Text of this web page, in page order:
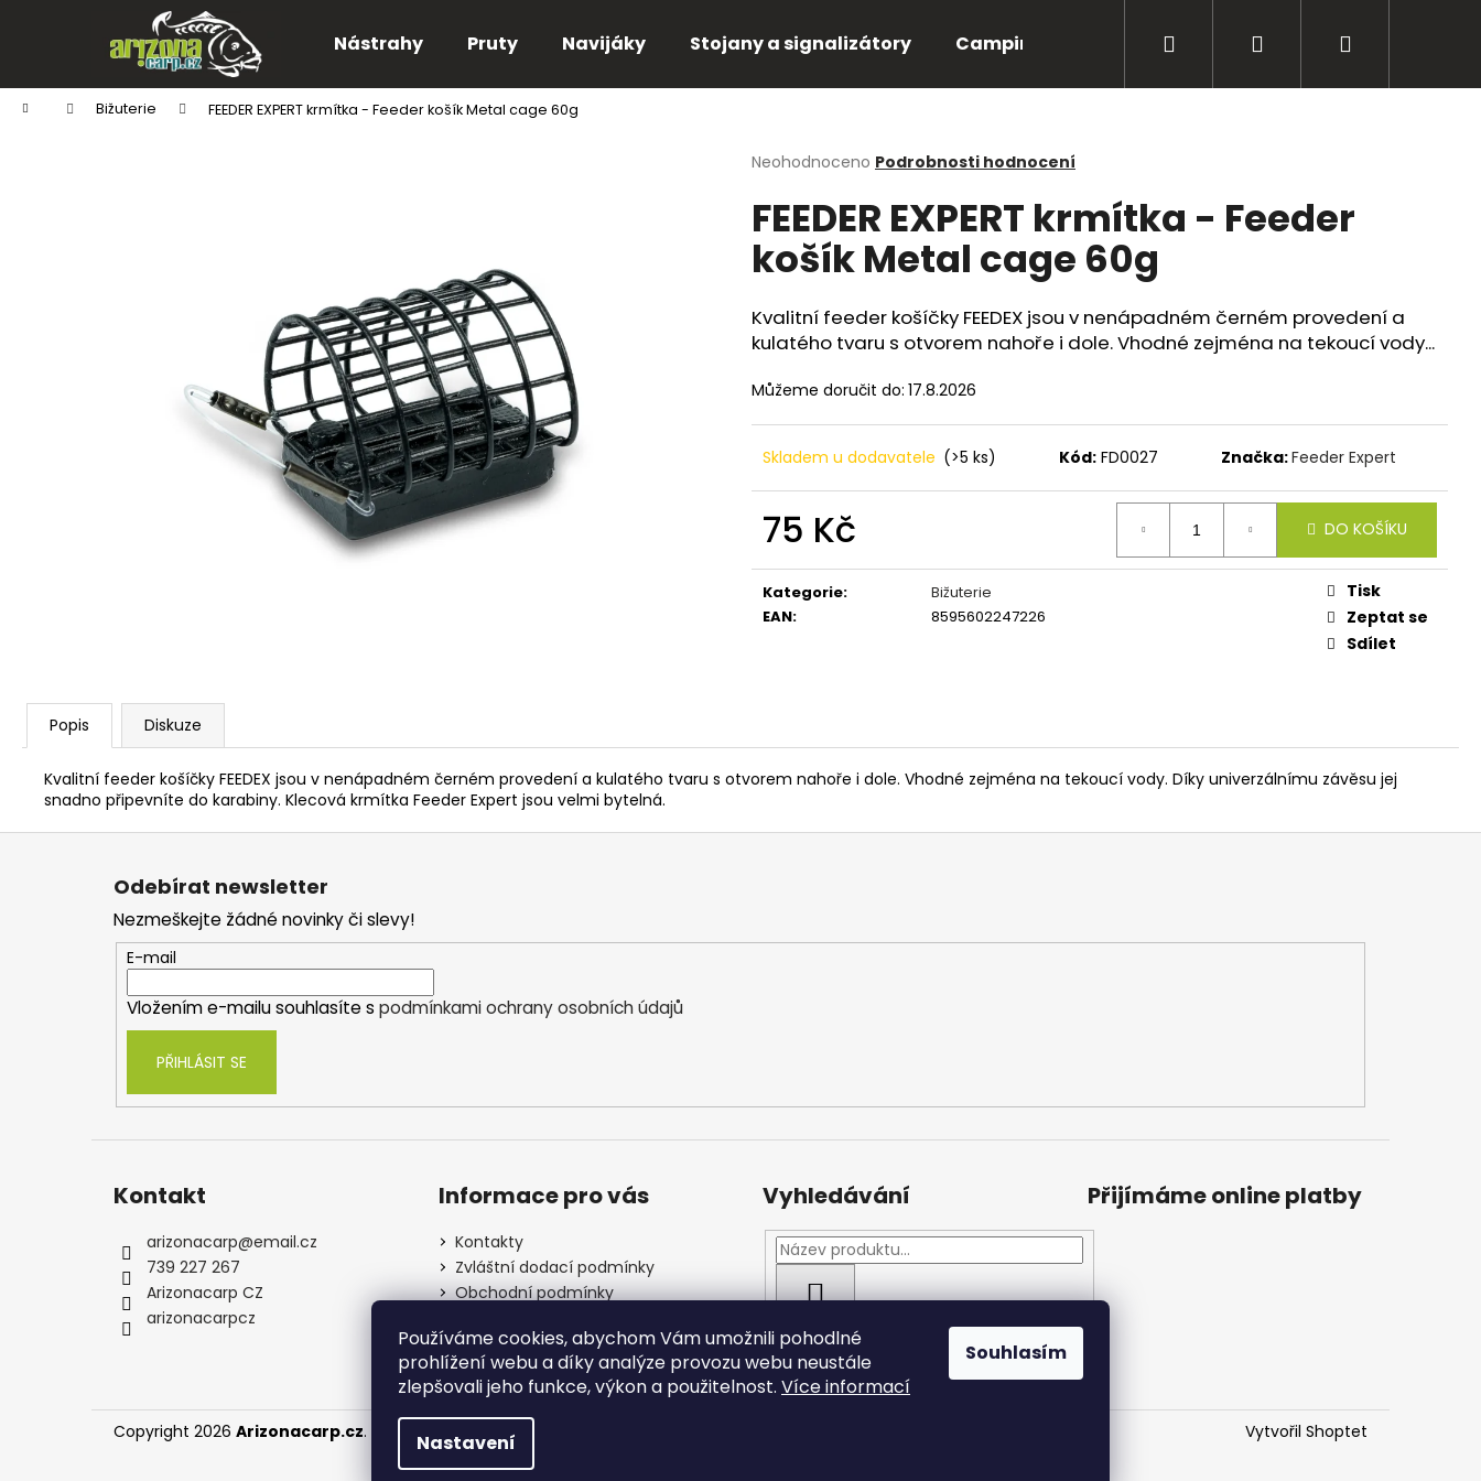
Používáme cookies, abychom Vám umožnili pohodlné
prohlížení webu a díky analýze provozu webu neustále
zlepšovali jeho funkce, výkon a použitelnost. Více informací
Nastavení
Souhlasím
Nástrahy Pruty Navijáky Stojany a signalizátory Camping Bižuterie Péče o úlovky
Přihlášení
Domů Bižuterie FEEDER EXPERT krmítka - Feeder košík Metal cage 60g
Průměrné
produktu
je
0,0
hvězdiček.
Neohodnoceno Podrobnosti hodnocení
FEEDER EXPERT krmítka - Feeder
košík Metal cage 60g
Kvalitní feeder košíčky FEEDEX jsou v nenápadném černém provedení a
kulatého tvaru s otvorem nahoře i dole. Vhodné zejména na tekoucí vody...
Můžeme doručit do: 17.8.2026
Skladem u dodavatele (>5 ks) Kód: FD0027 Značka:Feeder Expert
75 Kč
cena:
DO KOŠÍKU
Kategorie:
Bižuterie
EAN: 8595602247226
Tisk
Zeptat se
Sdílet
Popis Diskuze
Kvalitní feeder košíčky FEEDEX jsou v nenápadném černém provedení a kulatého tvaru s otvorem nahoře i dole. Vhodné zejména na tekoucí vody. Díky univerzálnímu závěsu jej
snadno připevníte do karabiny. Klecová krmítka Feeder Expert jsou velmi bytelná.
í
Zpět
do
obchodu
Zpět
do
obchodu
Co potřebujete najít?
HLEDAT
Následující
OLOVĚNÉ KRMÍTKO S TRUBIČKOU
DELPHIN EAZYSIX
ROHLÍKOVÉ BOILIES FLUO 30G
81 Kč
Z
Odebírat newsletter
Nezmeškejte žádné novinky či slevy!
E-mail
Vložením e-mailu souhlasíte s podmínkami ochrany osobních údajů
PŘIHLÁSIT SE
Kontakt
arizonacarp@email.cz
739 227 267
Arizonacarp CZ
arizonacarpcz
Informace pro vás
Kontakty
Zvláštní dodací podmínky
Obchodní podmínky
osobních údajů
Vyhledávání
HLEDAT
Přijímáme online platby
Vytvořil Shoptet
Copyright 2026 Arizonacarp.cz. Všechna práva vyhrazena.